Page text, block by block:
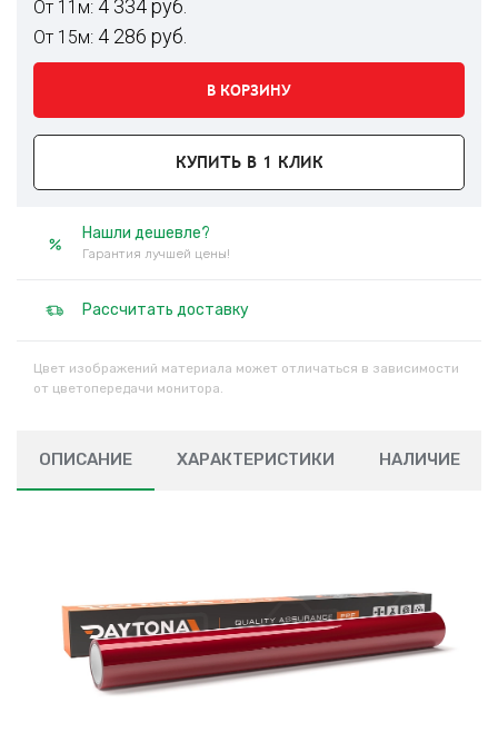
От 11м: 4 334 руб.
От 15м: 4 286 руб.
В КОРЗИНУ
КУПИТЬ В 1 КЛИК
Нашли дешевле?
Гарантия лучшей цены!
Рассчитать доставку
Цвет изображений материала может отличаться в зависимости
от цветопередачи монитора.
ОПИСАНИЕ ХАРАКТЕРИСТИКИ НАЛИЧИЕ